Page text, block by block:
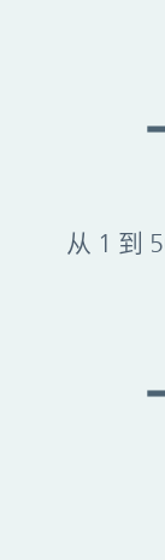
从 1 到